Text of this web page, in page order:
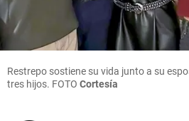
Restrepo sostiene su vida junto a su
tres hijos. FOTO Cortesía